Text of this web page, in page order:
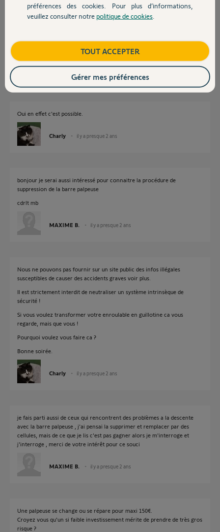
Contact
Roger E. il y a presque 2 ans
Oui en effet c'est possible.
Charly il y a presque 2 ans
bonjour je serai aussi intéressé pour connaitre la procédure de
suppression de la barre palpeuse
cdrlt mb
MAXIME B. il y a presque 2 ans
Nous ne pouvons pas fournir sur un site public des infos illégales
susceptibles de causer des accidents graves voir plus.
Il est strictement interdit de neutraliser un système intrinsèque de
sécurité !
Si vous voulez transformer votre enroulable en guillotine ca vous
regarde, mais que vous !
Pourquoi voulez vous faire ca ?
Bonne soirée.
Charly il y a presque 2 ans
je fais parti aussi de ceux qui rencontrent des problèmes a la descente
avec la barre palpeuse , j'ai pensai la supprimer et remplacer par des
cellules, mais de ce que je lis c'est pas gagner alors je m'interroge et
j'interroge , merci de votre intérêt pour ce souci
MAXIME B. il y a presque 2 ans
Une palpeuse se change ou se répare pour maxi 150€.
Croyez vous qu'un si faible investissement mérite de prendre de très gros
risque ?
préférences des cookies. Pour plus d’informations,
veuillez consulter notre politique de cookies
TOUT ACCEPTER
Gérer mes préférences